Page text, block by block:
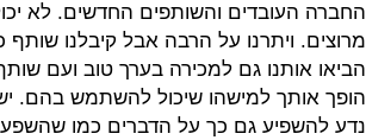
החברה העובדים והשותפים החדשים. לא יכול
מרוצים. ויתרנו על הרבה אבל קיבלנו שותף
הביאו אותנו גם למכירה בערך טוב ועם
הופך אותך למישהו שיכול להשתמש בהם. יש
נדע להשפיע גם כך על הדברים כמו